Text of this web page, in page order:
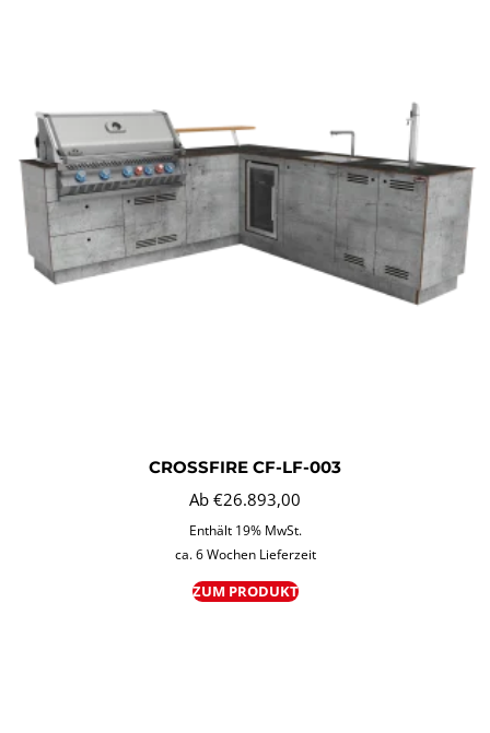
CROSSFIRE CF-LF-003
Ab €26.893,00
Enthält 19% MwSt.
ca. 6 Wochen Lieferzeit
ZUM PRODUKT